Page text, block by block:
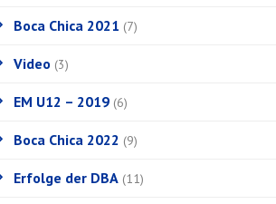
Boca Chica 2021 (7)
Video (3)
EM U12 – 2019 (6)
Boca Chica 2022 (9)
Erfolge der DBA (11)